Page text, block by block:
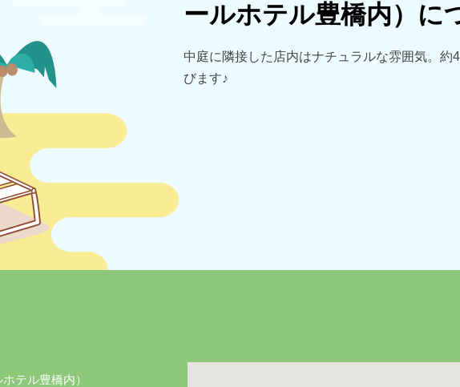
ールホテル豊橋内）に
中庭に隣接した店内はナチュラルな雰囲気。約
びます♪
テル豊橋内）